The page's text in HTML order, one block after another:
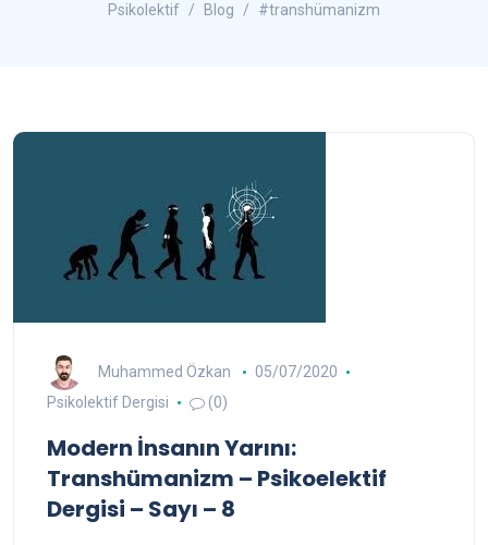
Psikolektif Blog #transhümanizm
Muhammed Özkan
05/07/2020
Psikolektif Dergisi
(0)
Modern İnsanın Yarını:
Transhümanizm – Psikoelektif
Dergisi – Sayı – 8